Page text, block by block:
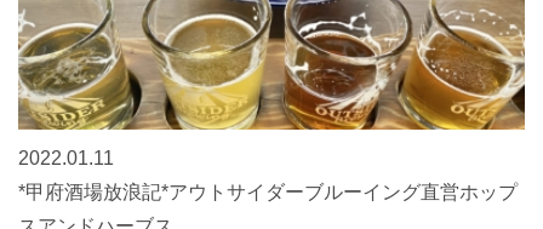
2022.01.11
*甲府酒場放浪記*アウトサイダーブルーイング直営ホップ